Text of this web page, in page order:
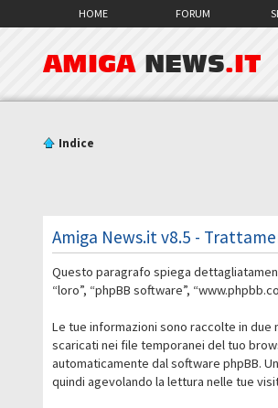
HOME FORUM
AMIGA NEWS.IT
Indice
Amiga News.it v8.5 -
Questo paragrafo spiega
“loro”, “phpBB software”,
Le tue informazioni sono raccolte in due
scaricati nei file temporanei del tuo
automaticamente dal software phpBB.
quindi agevolando la lettura nelle tue